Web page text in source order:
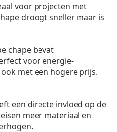
voor projecten met
droogt sneller maar is
chape bevat
voor energie-
met een hogere prijs.
een directe invloed op de
meer materiaal en